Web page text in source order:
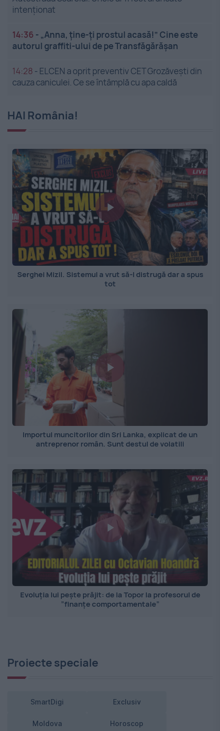
intenționat
14:36 - „Anna, ține-ți prostul acasă!” Cine este
autorul graffiti-ului de pe Transfăgărășan
14:28 - ELCEN a oprit preventiv CET Grozăveşti din
cauza caniculei. Ce se întâmplă cu apa caldă
HAI România!
Serghei Mizil. Sistemul a vrut să-l distrugă dar a spus
tot
Importul muncitorilor din Sri Lanka, explicat de un
antreprenor român. Sunt destul de volatili
Evoluția lui pește prăjit: de la Topor la profesorul de
”finanțe comportamentale”
Proiecte speciale
SmartDigi Exclusiv
Moldova Horoscop